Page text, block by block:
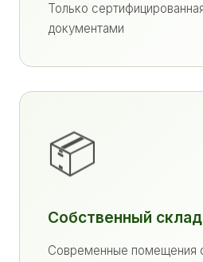
Только
документами
📦
Собственный склад
Современные помещения